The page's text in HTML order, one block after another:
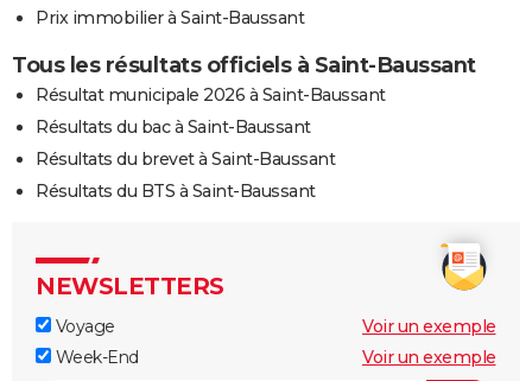
Prix immobilier à Saint-Baussant
Tous les résultats officiels à Saint-Baussant
Résultat municipale 2026 à Saint-Baussant
Résultats du bac à Saint-Baussant
Résultats du brevet à Saint-Baussant
Résultats du BTS à Saint-Baussant
NEWSLETTERS
Voyage
Voir un exemple
Week-End
Voir un exemple